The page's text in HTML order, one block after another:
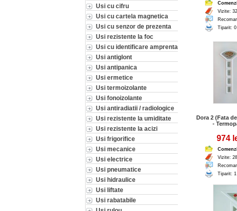
Usi cu cifru
Usi cu cartela magnetica
Usi cu senzor de prezenta
Usi rezistente la foc
Usi cu identificare amprenta
Usi antiglont
Usi antipanica
Usi ermetice
Usi termoizolante
Usi fonoizolante
Usi antiradiatii / radiologice
Usi rezistente la umiditate
Usi rezistente la acizi
Usi frigorifice
Usi mecanice
Usi electrice
Usi pneumatice
Usi hidraulice
Usi liftate
Usi rabatabile
Comenzi
Vizite:
Tiparit: 0
Dora 2 (Fata
-
974
Comenzi
Vizite:
Tiparit: 1